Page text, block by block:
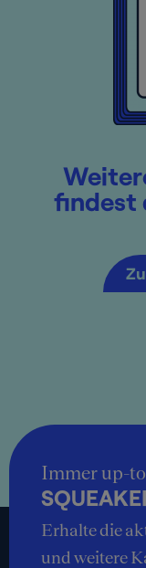
findest
Immer up-
Erhalte die
und weitere